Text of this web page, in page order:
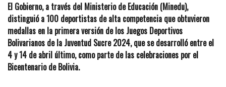
El Gobierno, a través del Ministerio de Educación (Minedu),
distinguió a 100 deportistas de alta competencia que obtuvieron
medallas en la primera versión de los Juegos Deportivos
Bolivarianos de la Juventud Sucre 2024, que se desarrolló entre el
4 y 14 de abril último, como parte de las celebraciones por el
Bicentenario de Bolivia.